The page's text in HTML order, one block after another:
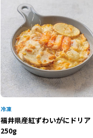
福井県産紅ずわいがにドリア
250g